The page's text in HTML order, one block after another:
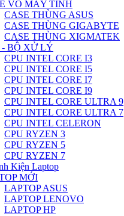
VỎ MÁY TÍNH
CASE THÙNG ASUS
CASE THÙNG GIGABYTE
CASE THÙNG XIGMATEK
- BỘ XỬ LÝ
CPU INTEL CORE I3
CPU INTEL CORE I5
CPU INTEL CORE I7
CPU INTEL CORE I9
CPU INTEL CORE ULTRA 9
CPU INTEL CORE ULTRA 7
CPU INTEL CELERON
CPU RYZEN 3
CPU RYZEN 5
CPU RYZEN 7
Kiện Laptop
MỚI
LAPTOP ASUS
LAPTOP LENOVO
LAPTOP HP